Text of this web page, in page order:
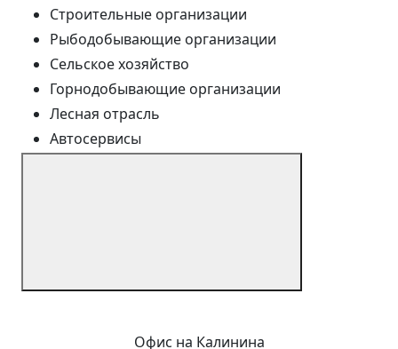
Строительные организации
Рыбодобывающие организации
Сельское хозяйство
Горнодобывающие организации
Лесная отрасль
Автосервисы
Офис на Калинина